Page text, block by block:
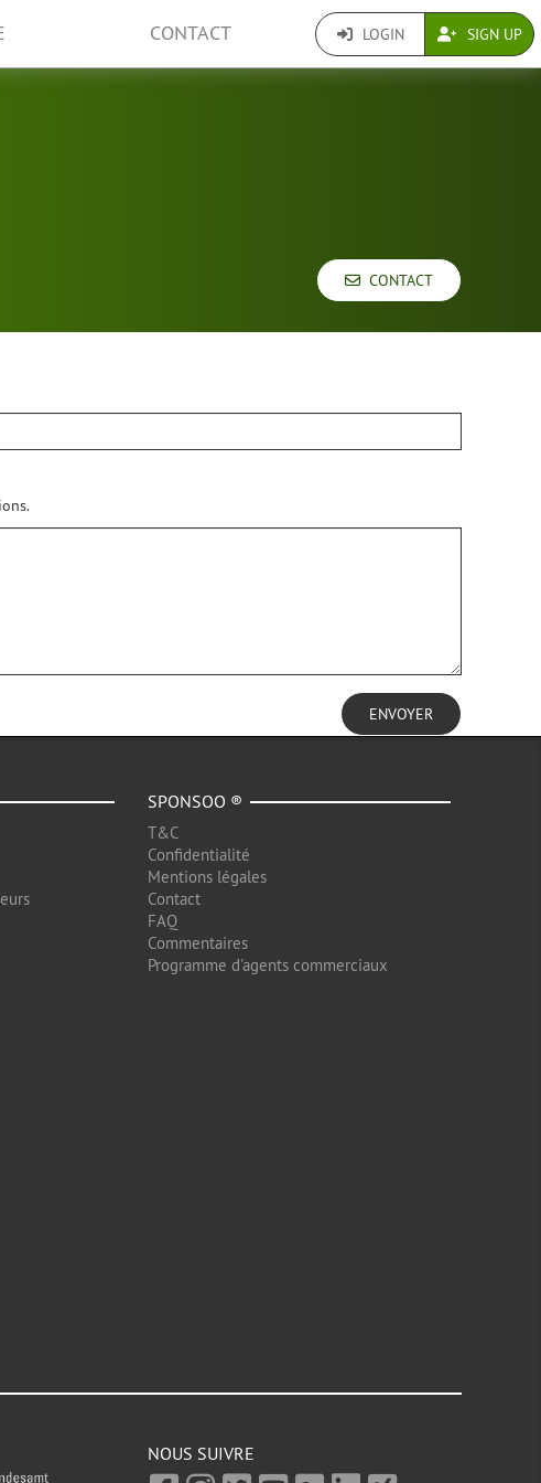
CONTACT LOGIN SIGN UP
CONTACT
ENVOYER
SPONSOO ®
T&C
Confidentialité
Mentions légales
Contact
FAQ
Commentaires
Programme d'agents commerciaux
NOUS SUIVRE